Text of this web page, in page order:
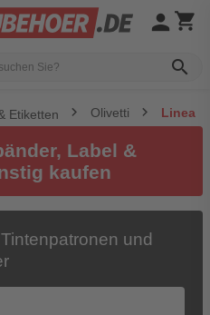
search
person shopping_cart
Etiketten Olivetti Linea
Label &
kaufen
und